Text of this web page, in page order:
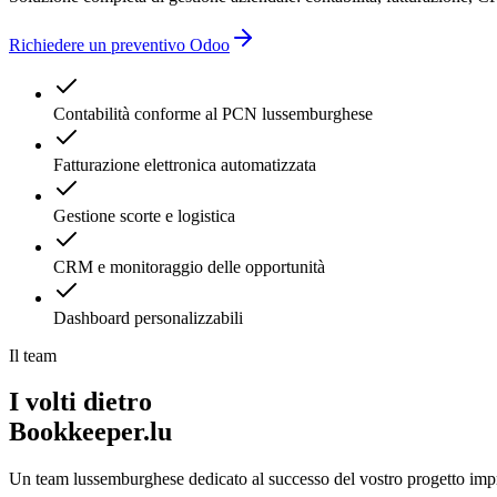
Richiedere un preventivo Odoo
Contabilità conforme al PCN lussemburghese
Fatturazione elettronica automatizzata
Gestione scorte e logistica
CRM e monitoraggio delle opportunità
Dashboard personalizzabili
Il team
I volti dietro
Bookkeeper.lu
Un team lussemburghese dedicato al successo del vostro progetto